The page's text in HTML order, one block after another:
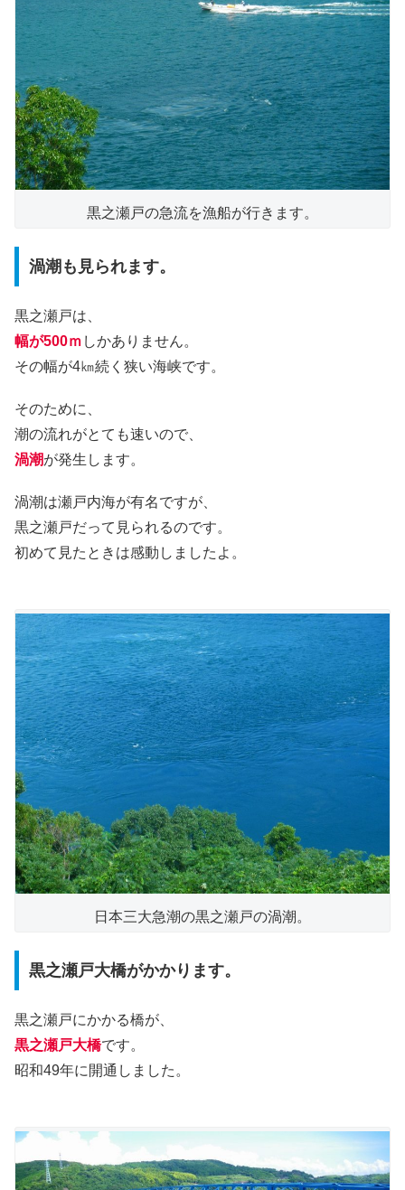
黒之瀬戸の急流を漁船が行きます。
渦潮も見られます。
黒之瀬戸は、
幅が500ｍ しかありません。
その幅が4㎞続く狭い海峡です。
そのために、
潮の流れがとても速いので、
渦潮が発生します。
渦潮は瀬戸内海が有名ですが、
黒之瀬戸だって見られるのです。
初めて見たときは感動しましたよ。
日本三大急潮の黒之瀬戸の渦潮。
黒之瀬戸大橋がかかります。
黒之瀬戸にかかる橋が、
黒之瀬戸大橋です。
昭和49年に開通しました。